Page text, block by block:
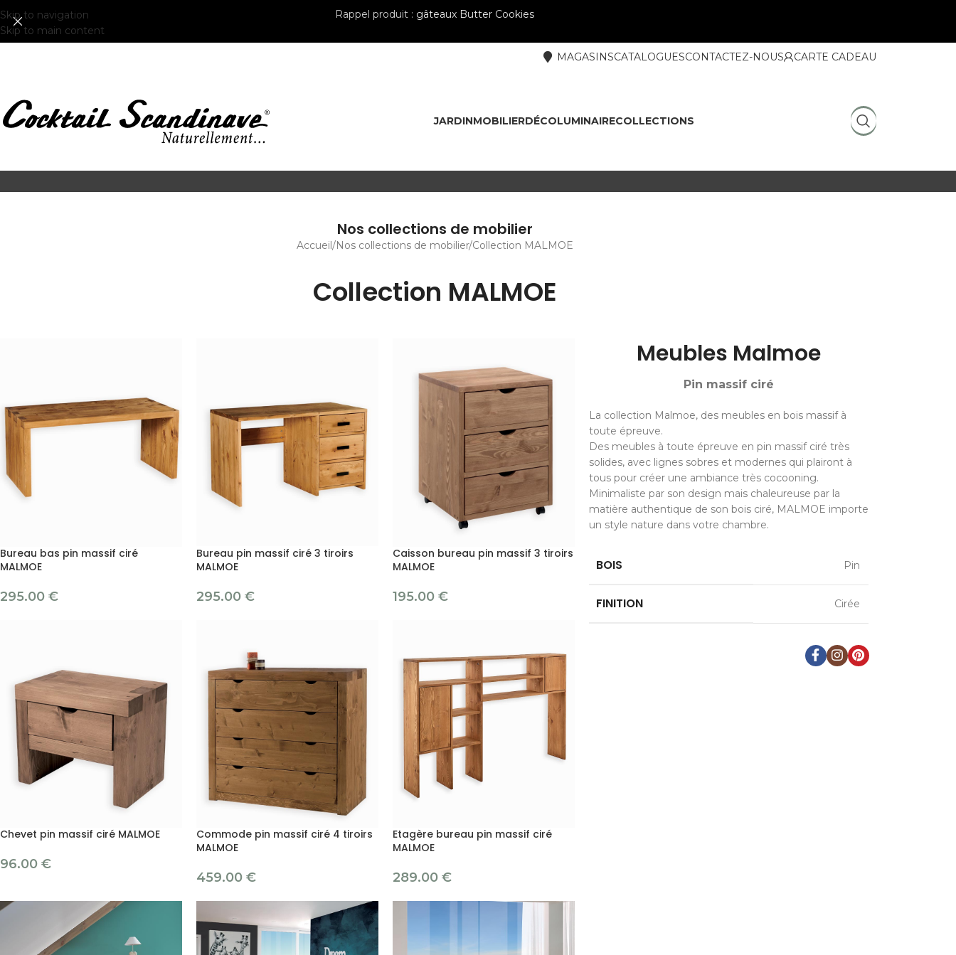
Skip to navigation
Skip to main content
Rappel produit : gâteaux Butter Cookies
MAGASINSCATALOGUESCONTACTEZ-NOUS CARTE CADEAU
JARDINMOBILIERDÉCOLUMINAIRECOLLECTIONS
Nos collections de mobilier
Accueil Nos collections de mobilier Collection MALMOE
Collection MALMOE
Bureau bas pin massif ciré
MALMOE
295.00 €
Bureau pin massif ciré 3 tiroirs
MALMOE
295.00 €
Caisson bureau pin massif 3 tiroirs
MALMOE
195.00 €
Chevet pin massif ciré MALMOE
96.00 €
Commode pin massif ciré 4 tiroirs
MALMOE
459.00 €
Etagère bureau pin massif ciré
MALMOE
289.00 €
Meubles Malmoe
Pin massif ciré
La collection Malmoe, des meubles en bois massif à
toute épreuve.
Des meubles à toute épreuve en pin massif ciré très
solides, avec lignes sobres et modernes qui plairont à
tous pour créer une ambiance très cocooning.
Minimaliste par son design mais chaleureuse par la
matière authentique de son bois ciré, MALMOE importe
un style nature dans votre chambre.
BOIS Pin
FINITION Cirée